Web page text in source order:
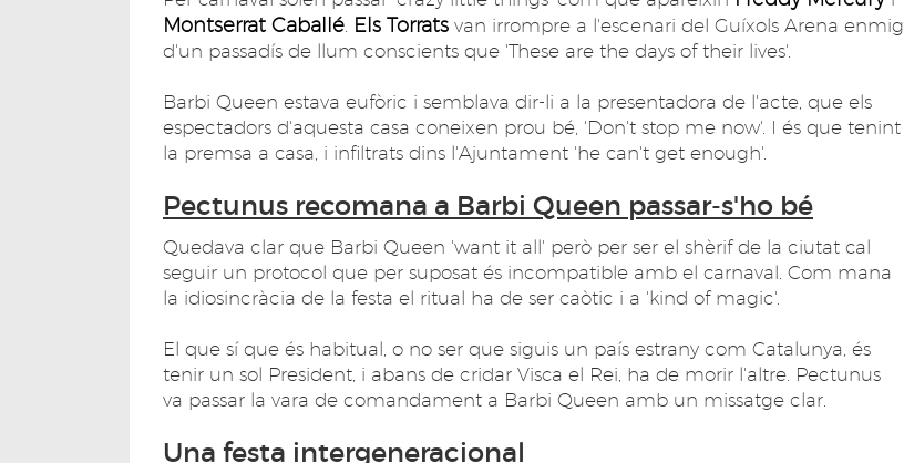
Montserrat Caballé. Els Torrats van irrompre a l'escenari del Guíxols Arena enmig
d'un passadís de llum conscients que 'These are the days of their lives'.
Barbi Queen estava eufòric i semblava dir-li a la presentadora de l'acte, que els
espectadors d'aquesta casa coneixen prou bé, 'Don't stop me now'. I és que tenint
la premsa a casa, i infiltrats dins l'Ajuntament 'he can't get enough'.
Pectunus recomana a Barbi Queen passar-s'ho bé
Quedava clar que Barbi Queen 'want it all' però per ser el shèrif de la ciutat cal
seguir un protocol que per suposat és incompatible amb el carnaval. Com mana
la idiosincràcia de la festa el ritual ha de ser caòtic i a 'kind of magic'.
El que sí que és habitual, o no ser que siguis un país estrany com Catalunya, és
tenir un sol President, i abans de cridar Visca el Rei, ha de morir l'altre. Pectunus
va passar la vara de comandament a Barbi Queen amb un missatge clar.
Una festa intergeneracional